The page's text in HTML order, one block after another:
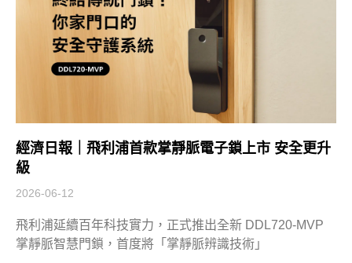
經濟日報｜飛利浦首款掌靜脈電子鎖上市 安全更升
級
2026-06-12
飛利浦延續百年科技實力，正式推出全新 DDL720-MVP
掌靜脈智慧門鎖，首度將「掌靜脈辨識技術」